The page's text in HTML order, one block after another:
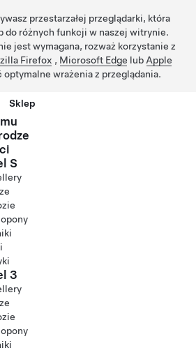
przestarzałej przeglądarki, która
do różnych funkcji w naszej witrynie.
jest wymagana, rozważ korzystanie z
Firefox , Microsoft Edge lub Apple
optymalne wrażenia z przeglądania.
Sklep
S
3